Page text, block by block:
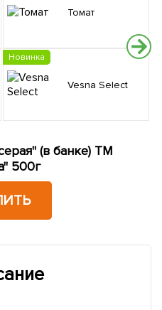
Томат
Новинка
Vesna Select
(в банке) ТМ
500г